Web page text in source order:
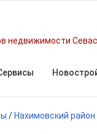
недвижимости
/ Нахимовский район